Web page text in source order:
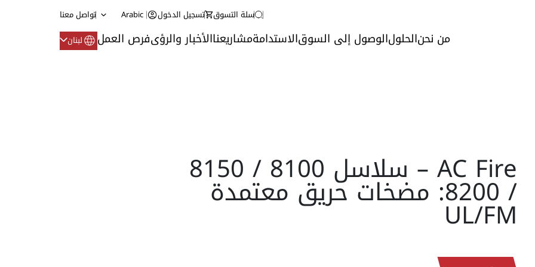
سلة التسوق تسجيل الدخول Arabic تواصل معنا
من نحنالحلولالوصول إلى السوقالاستدامةمشاريعناالأخبار والرؤىفرص العمل لبنان
AC Fire – سلاسل 8100 / 8150
/ 8200: مضخات حريق معتمدة
UL/FM